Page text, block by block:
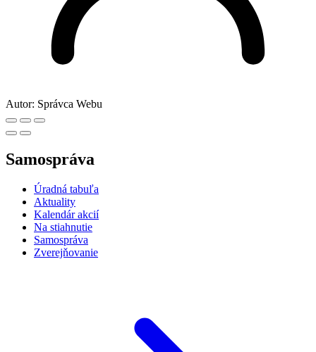
Autor: Správca Webu
Samospráva
Úradná tabuľa
Aktuality
Kalendár akcií
Na stiahnutie
Samospráva
Zverejňovanie